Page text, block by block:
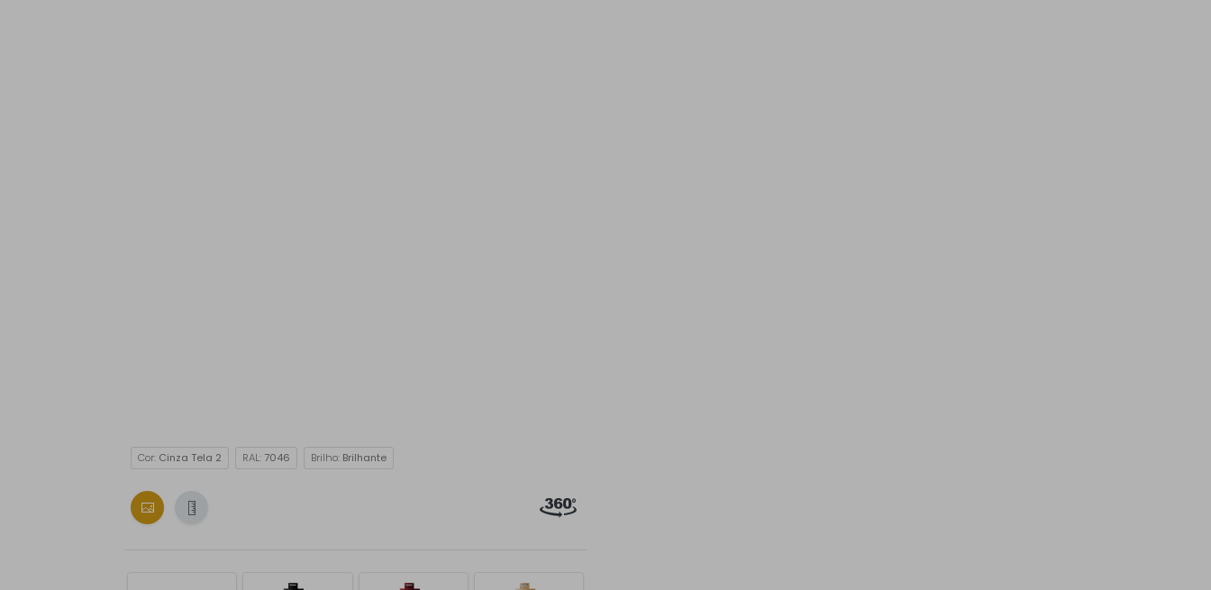
Cor: Cinza Tela 2 RAL:7046 Brilho: Brilhante